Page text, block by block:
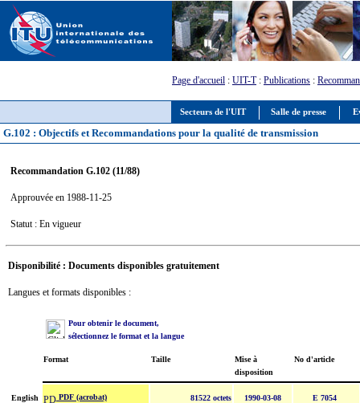
Secteurs de l'UIT Salle de presse
Page d'accueil : UIT-T: Publications :
G.102 : Objectifs et Recommandations pour la qualité de transmission
Recommandation G.102 (11/88)
Approuvée en 1988-11-25
Statut : En vigueur
Disponibilité : Documents disponibles gratuitement
Langues et formats disponibles :
Pour obtenir le document,
sélectionnez le format et la langue
Format Taille
Mise à
disposition
No d'article
English PDF (acrobat) 81522 octets 1990-03-08 E 7054